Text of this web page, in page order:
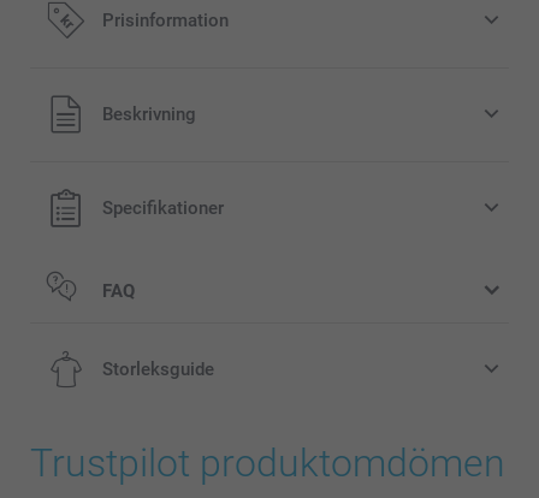
Prisinformation
Alla priser är i svenska kronor (SEK), inklusive moms och
exklusive porto.
Beskrivning
Specifikationer
FAQ
Storleksguide
Trustpilot produktomdömen